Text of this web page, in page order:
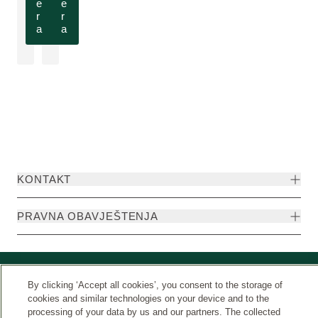
e
r
a
e
r
a
KONTAKT
PRAVNA OBAVJEŠTENJA
By clicking ‘Accept all cookies’, you consent to the storage of
cookies and similar technologies on your device and to the
processing of your data by us and our partners. The collected